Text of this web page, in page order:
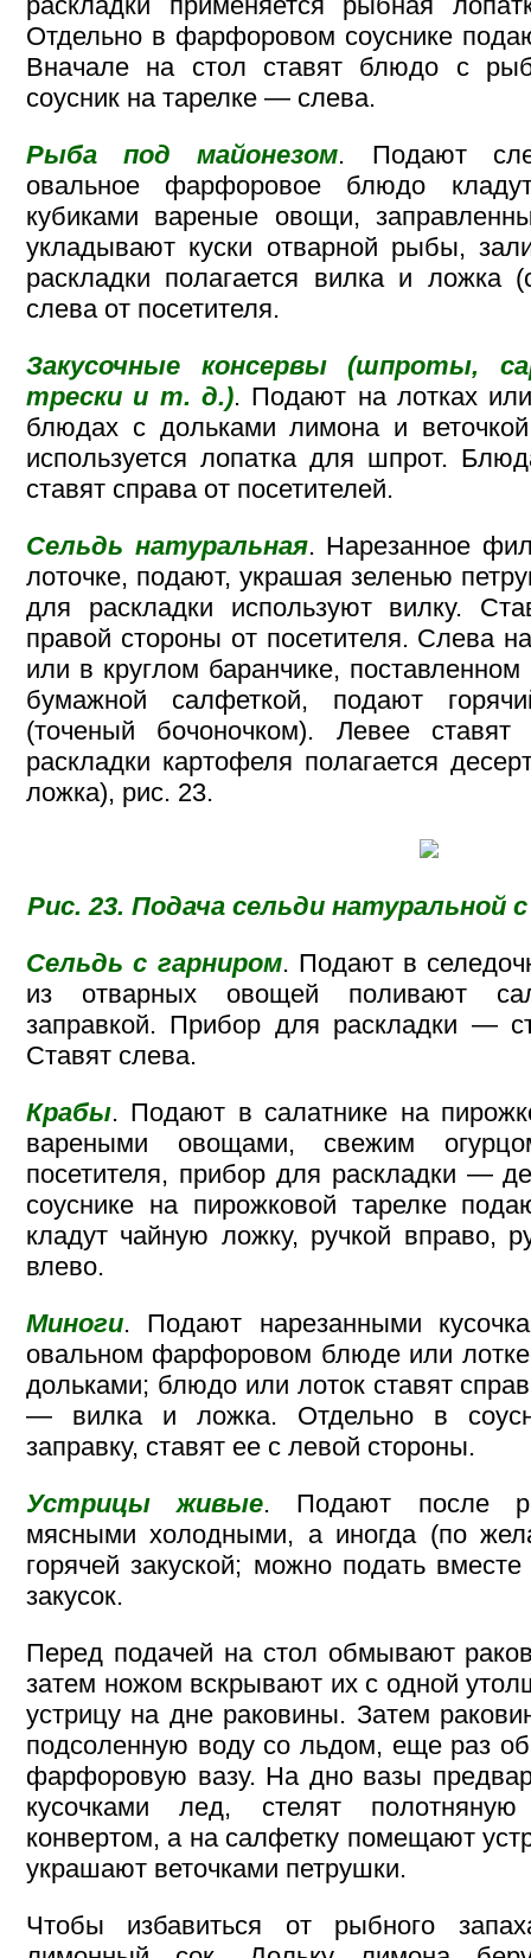
Отдельно в фарфоровом соуснике
Вначале на стол ставят блюдо с
соусник на тарелке — слева.
Рыба под майонезом. Подают
овальное фарфоровое блюдо
кубиками вареные овощи,
укладывают куски отварной рыбы,
раскладки полагается вилка и ложка
слева от посетителя.
Закусочные консервы (шпроты,
трески и т. д.). Подают на лотках
блюдах с дольками лимона и
используется лопатка для шпрот.
ставят справа от посетителей.
Сельдь натуральная. Нарезанное
лоточке, подают, украшая зеленью
для раскладки используют вилку.
правой стороны от посетителя. Слева
или в круглом баранчике,
бумажной салфеткой, подают
(точеный бочоночком). Левее
раскладки картофеля полагается
ложка), рис. 23.
Рис. 23. Подача сельди натуральной
Сельдь с гарниром. Подают в
из отварных овощей поливают
заправкой. Прибор для раскладки —
Ставят слева.
Крабы. Подают в салатнике на
вареными овощами, свежим
посетителя, прибор для раскладки —
соуснике на пирожковой тарелке
кладут чайную ложку, ручкой вправо,
влево.
Миноги. Подают нарезанными
овальном фарфоровом блюде или
дольками; блюдо или лоток ставят
— вилка и ложка. Отдельно в
заправку, ставят ее с левой стороны.
Устрицы живые. Подают после
мясными холодными, а иногда (по
горячей закуской; можно подать
закусок.
Перед подачей на стол обмывают
затем ножом вскрывают их с одной
устрицу на дне раковины. Затем
подсоленную воду со льдом, еще раз
фарфоровую вазу. На дно вазы
кусочками лед, стелят
конвертом, а на салфетку помещают
украшают веточками петрушки.
Чтобы избавиться от рыбного